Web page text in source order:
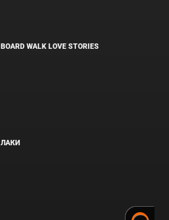
BOARD WALK LOVE STORIES
ЛАКИ